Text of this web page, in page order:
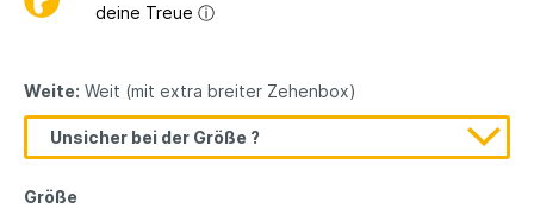
deine Treue ⓘ
Weite: Weit (mit extra breiter Zehenbox)
Unsicher bei der Größe ?
Größe